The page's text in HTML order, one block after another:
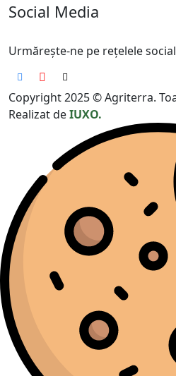
Social Media
Urmărește-ne pe rețelele
Copyright 2025 © Agriterra.
Realizat deIUXO.